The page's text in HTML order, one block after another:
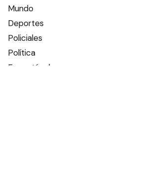
Mundo
Deportes
Policiales
Política
Espectáculos